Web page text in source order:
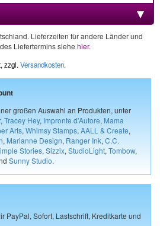
Lieferzeiten für andere Länder und
Liefertermins siehe hier.
zzgl. Versandkosten.
großen Auswahl an Produkten, unter
, Tracey Hey, Impronte d'Autore, Mama
Arts, Whimsy Stamps, AALL & Create,
, Marianne Design, Ranger Ink, C.C.
Stories, Sizzix, StudioLight, Tombow,
Sunny Studio.
PayPal, Sofort, Lastschrift, Kreditkarte und